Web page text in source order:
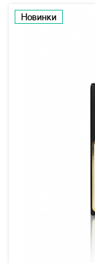
Новинки